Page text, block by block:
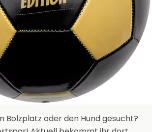
Bolzplatz oder den Hund gesucht?